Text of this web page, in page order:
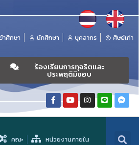
าศึกษา นักศึกษา บุคลากร ศิษย์เก่า
ร้องเรียนการทุจริตและ
ประพฤติมิชอบ
คณะ หน่วยงานภายใน